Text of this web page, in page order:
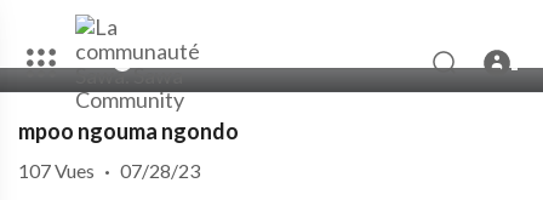
00:00 05:27
mpoo ngouma ngondo
107Vues · 07/28/23